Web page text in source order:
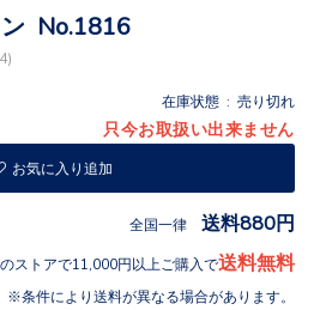
ン No.1816
在庫状態 : 売り切れ
只今お取扱い出来ません
お気に入り追加
全国一律 送料880円
のストアで11,000円以上ご購入で送料無料
条件により送料が異なる場合があります。